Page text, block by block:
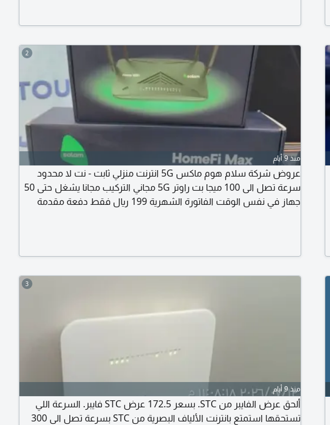
2
منذ 9 أيام
عروض شركة سلام هوم ماكس 5G انترنت منزلي ثابت - نت لا محدود
سرعة تصل الى 100 ميجا بت راوتر 5G مجاني التركيب مجانا يشغل حتى 50
جهاز في نفس الوقت الفاتورة الشهرية 199 ريال فقط دفعة مقدمة
3
منذ 9 أيام
ألحق عرض الفايبر من STC. بسعر 172.5 عرض STC فايبر. السرعة اللي
تستحقها استمتع بانترنت الألياف البصرية من STC بسرعة تصل الى 300